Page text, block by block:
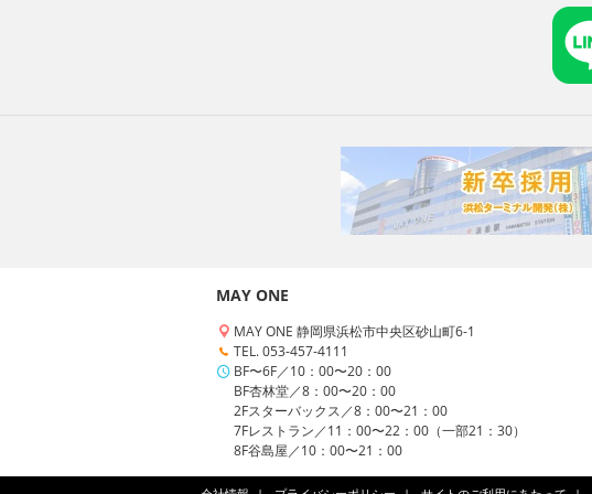
MAY ONE
MAY ONE 静岡県浜松市中央区砂山町6-1
TEL. 053-457-4111
BF〜6F／10：00〜20：00
BF杏林堂／8：00〜20：00
2Fスターバックス／8：00〜21：00
7Fレストラン／11：00〜22：00（一部21：30）
8F谷島屋／10：00〜21：00